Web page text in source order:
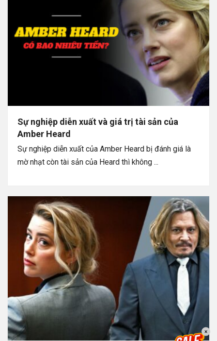
Sự nghiệp diễn xuất và giá trị tài sản của
Amber Heard
Sự nghiệp diễn xuất của Amber Heard bị đánh giá là
mờ nhạt còn tài sản của Heard thì không ...
×